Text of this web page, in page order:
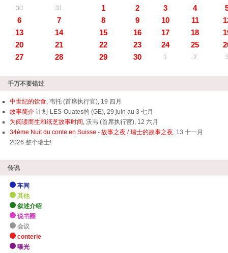
30
31 1 2 3 4
6
7 8 9 10 11
13
14 15 16 17 18
20
21 22 23 24 25
27
28 29 30 1 2
千万不要错过
中世纪的饮食, 韦托 (首席执行官), 19 四月
故事简介 计划-LES-Ouates的 (GE), 29 juin au 3 七月
为阅读而生和纸芝故事时间, 沃韦 (首席执行官), 12 六月
34ème Nuit du conte en Suisse - 故事之夜 / 瑞士的故事之夜, 13 十一月
2026 整个瑞士!
传说
车间
其他
叙述介绍
说书圈
会议
conterie
曝光